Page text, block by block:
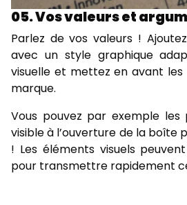
05. Vos valeurs et
Parlez de vos valeurs !
avec un style graphique
visuelle et mettez en avant
marque.
Vous pouvez par exemple
visible à l’ouverture de la boîte
! Les éléments visuels
pour transmettre rapidement